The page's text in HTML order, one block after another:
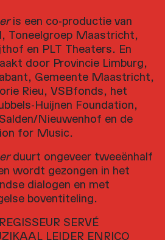
is een co-productie van
Toneelgroep Maastricht,
en PLT Theaters. En
door Provincie Limburg,
Gemeente Maastricht,
Rieu, VSBfonds, het
Huijnen Foundation,
Nieuwenhof en de
for Music.
duurt ongeveer tweeënhalf
wordt gezongen in het
dialogen en met
boventiteling.
SERVÉ
LEIDER ENRICO